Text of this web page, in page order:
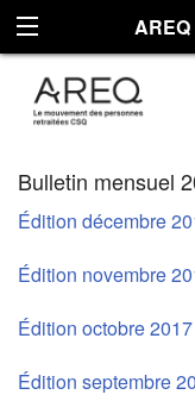
Bulletin mensuel
Édition décembre
Édition novembre
Édition octobre 2017
Édition septembre